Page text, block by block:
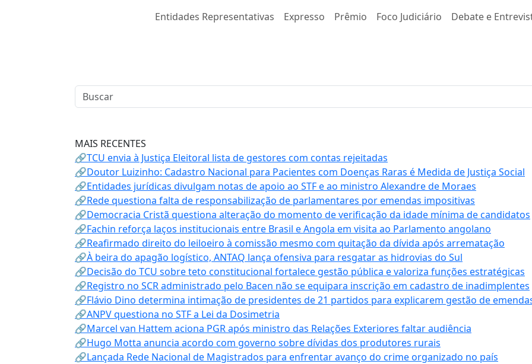
Entidades Representativas Expresso Prêmio Foco Judiciário Debate e
MAIS RECENTES
🔗TCU envia à Justiça Eleitoral lista de gestores com contas rejeitadas
🔗Doutor Luizinho: Cadastro Nacional para Pacientes com Doenças Raras é Medida de Justiça Social
🔗Entidades jurídicas divulgam notas de apoio ao STF e ao ministro Alexandre de Moraes
🔗Rede questiona falta de responsabilização de parlamentares por emendas impositivas
🔗Democracia Cristã questiona alteração do momento de verificação da idade mínima de candidatos
🔗Fachin reforça laços institucionais entre Brasil e Angola em visita ao Parlamento angolano
🔗Reafirmado direito do leiloeiro à comissão mesmo com quitação da dívida após arrematação
🔗À beira do apagão logístico, ANTAQ lança ofensiva para resgatar as hidrovias do Sul
🔗Decisão do TCU sobre teto constitucional fortalece gestão pública e valoriza funções estratégicas
🔗Registro no SCR administrado pelo Bacen não se equipara inscrição em cadastro de inadimplentes
🔗Flávio Dino determina intimação de presidentes de 21 partidos para explicarem gestão de
🔗ANPV questiona no STF a Lei da Dosimetria
🔗Marcel van Hattem aciona PGR após ministro das Relações Exteriores faltar audiência
🔗Hugo Motta anuncia acordo com governo sobre dívidas dos produtores rurais
🔗Lançada Rede Nacional de Magistrados para enfrentar avanço do crime organizado no país